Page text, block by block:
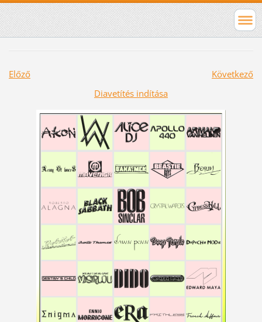
Előző
Következő
Diavetítés indítása